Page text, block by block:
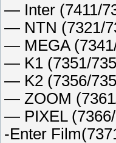
— Inter (7411/
— NTN (7321/
— MEGA
— K1 (7351/
— K2 (7356/
— ZOOM
— PIXEL
-Enter